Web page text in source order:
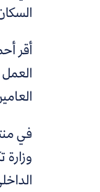
في منتصف